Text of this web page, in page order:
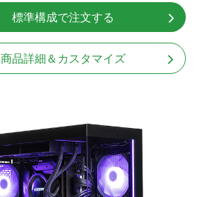
無線LAN Bluetooth対応
Windows11 Home 64bit
標準構成で注文する
商品詳細＆カスタマイズ